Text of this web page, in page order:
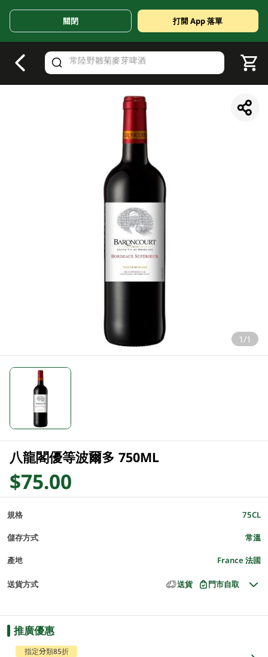
Valid Until 30 June 2026
關閉 打開 App 落單
1/1
八龍閣優等波爾多 750ML
$75.00
規格 75CL
儲存方式 常溫
產地 France 法國
送貨方式 送貨 門市自取
推廣優惠
指定分類85折